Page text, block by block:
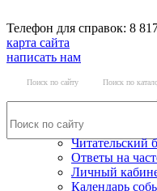
Телефон для справок: 8
карта сайта
написать нам
Поиск по сайту Поиск по
Ответы на
Личный
Календарь